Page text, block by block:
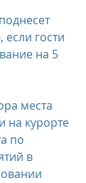
гости
на 5
места
на курорте
по
в